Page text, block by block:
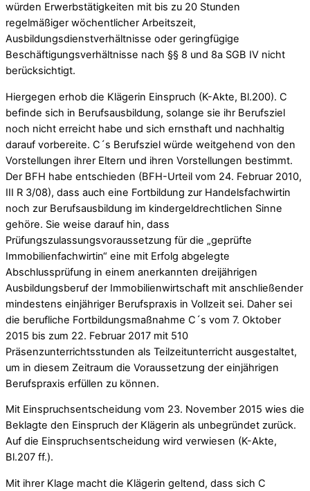
würden Erwerbstätigkeiten mit bis zu 20 Stunden
regelmäßiger wöchentlicher Arbeitszeit,
Ausbildungsdienstverhältnisse oder geringfügige
Beschäftigungsverhältnisse nach §§ 8 und 8a SGB IV nicht
berücksichtigt.
Hiergegen erhob die Klägerin Einspruch (K-Akte, Bl.200). C
befinde sich in Berufsausbildung, solange sie ihr Berufsziel
noch nicht erreicht habe und sich ernsthaft und nachhaltig
darauf vorbereite. C´s Berufsziel würde weitgehend von den
Vorstellungen ihrer Eltern und ihren Vorstellungen bestimmt.
Der BFH habe entschieden (BFH-Urteil vom 24. Februar 2010,
III R 3/08), dass auch eine Fortbildung zur Handelsfachwirtin
noch zur Berufsausbildung im kindergeldrechtlichen Sinne
gehöre. Sie weise darauf hin, dass
Prüfungszulassungsvoraussetzung für die „geprüfte
Immobilienfachwirtin“ eine mit Erfolg abgelegte
Abschlussprüfung in einem anerkannten dreijährigen
Ausbildungsberuf der Immobilienwirtschaft mit anschließender
mindestens einjähriger Berufspraxis in Vollzeit sei. Daher sei
die berufliche Fortbildungsmaßnahme C´s vom 7. Oktober
2015 bis zum 22. Februar 2017 mit 510
Präsenzunterrichtsstunden als Teilzeitunterricht ausgestaltet,
um in diesem Zeitraum die Voraussetzung der einjährigen
Berufspraxis erfüllen zu können.
Mit Einspruchsentscheidung vom 23. November 2015 wies die
Beklagte den Einspruch der Klägerin als unbegründet zurück.
Auf die Einspruchsentscheidung wird verwiesen (K-Akte,
Bl.207 ff.).
Mit ihrer Klage macht die Klägerin geltend, dass sich C